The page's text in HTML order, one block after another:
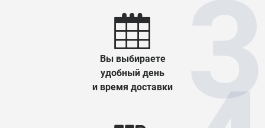
Вы выбираете
удобный день
и время доставки